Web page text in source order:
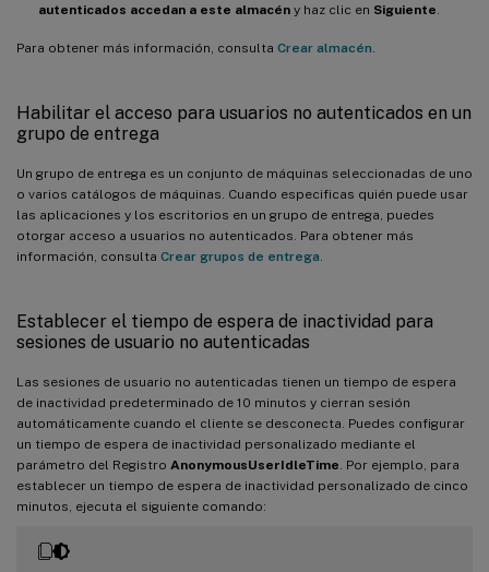
autenticados accedan a este almacén y haz clic en Siguiente
Para obtener más información, consulta Crear almacén
Habilitar el acceso para usuarios no autenticados en un
grupo de entrega
Un grupo de entrega es un conjunto de máquinas seleccionadas de uno
o varios catálogos de máquinas. Cuando especificas quién puede usar
las aplicaciones y los escritorios en un grupo de entrega, puedes
otorgar acceso a usuarios no autenticados. Para obtener más
información, consulta Crear grupos de entrega
Establecer el tiempo de espera de inactividad para
sesiones de usuario no autenticadas
Las sesiones de usuario no autenticadas tienen un tiempo de espera
de inactividad predeterminado de 10 minutos y cierran sesión
automáticamente cuando el cliente se desconecta. Puedes configurar
un tiempo de espera de inactividad personalizado mediante el
parámetro del Registro AnonymousUserIdleTime . Por ejemplo, para
establecer un tiempo de espera de inactividad personalizado de cinco
minutos, ejecuta el siguiente comando: